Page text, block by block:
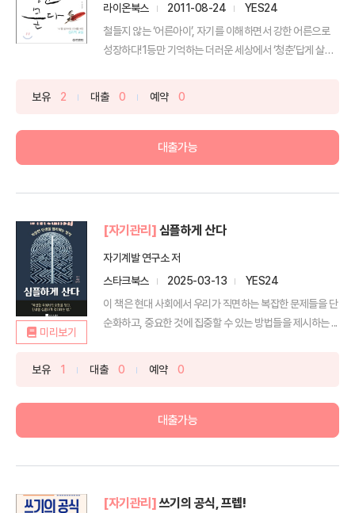
라이온북스
2011-08-24
YES24
철들지 않는 ‘어른아이’, 자기를 이해하면서 강한 어른으로
성장하다!1등만 기억하는 더러운 세상에서 ‘청춘’답게 살
보유 2 대출 0 예약 0
대출가능
미리보기
[자기관리] 심플하게 산다
자기계발 연구소 저
스타크북스
2025-03-13
YES24
이 책은 현대 사회에서 우리가 직면하는 복잡한 문제들을 단
순화하고, 중요한 것에 집중할 수 있는 방법들을 제시하는 ...
보유 1 대출 0 예약 0
대출가능
[자기관리] 쓰기의 공식, 프렙!